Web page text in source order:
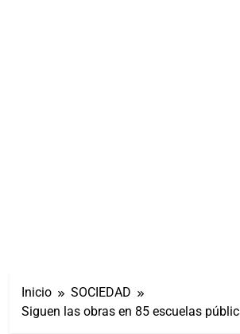
Inicio
SOCIEDAD
Siguen las obras en 85 escuelas